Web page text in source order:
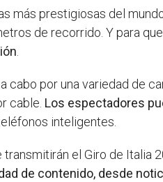
más prestigiosas del
de recorrido. Y para
.
cabo por una variedad de
cable. Los espectadores
inteligentes.
el Giro de Italia
de contenido, desde